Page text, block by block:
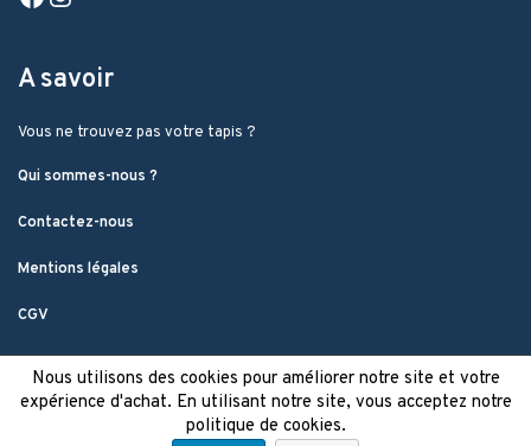
A savoir
Vous ne trouvez pas votre tapis ?
Qui sommes-nous ?
Contactez-nous
Mentions légales
CGV
Nous utilisons des cookies pour améliorer notre site et votre
expérience d'achat. En utilisant notre site, vous acceptez notre
politique de cookies.